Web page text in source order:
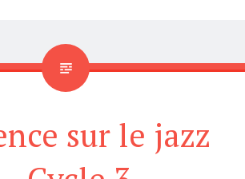
sur le jazz